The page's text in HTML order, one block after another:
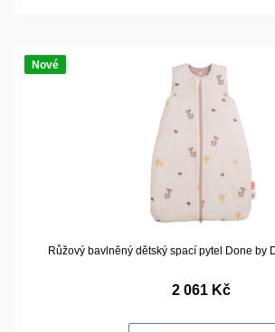
Nové
Růžový bavlněný dětský spací pytel Done by
2 061 Kč